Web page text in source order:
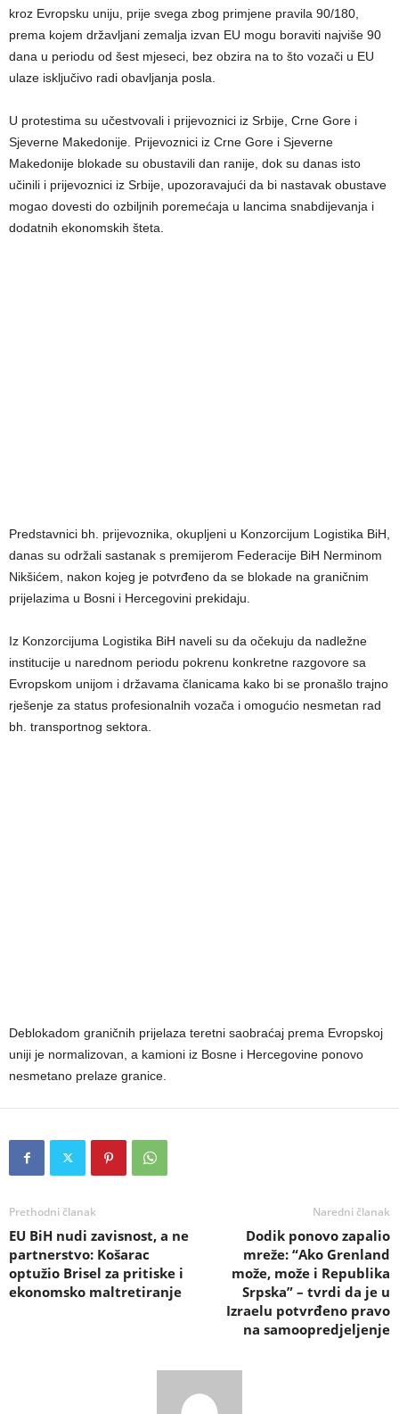
kroz Evropsku uniju, prije svega zbog primjene pravila 90/180,
prema kojem državljani zemalja izvan EU mogu boraviti najviše 90
dana u periodu od šest mjeseci, bez obzira na to što vozači u EU
ulaze isključivo radi obavljanja posla.
U protestima su učestvovali i prijevoznici iz Srbije, Crne Gore i
Sjeverne Makedonije. Prijevoznici iz Crne Gore i Sjeverne
Makedonije blokade su obustavili dan ranije, dok su danas isto
učinili i prijevoznici iz Srbije, upozoravajući da bi nastavak obustave
mogao dovesti do ozbiljnih poremećaja u lancima snabdijevanja i
dodatnih ekonomskih šteta.
Predstavnici bh. prijevoznika, okupljeni u Konzorcijum Logistika BiH,
danas su održali sastanak s premijerom Federacije BiH Nerminom
Nikšićem, nakon kojeg je potvrđeno da se blokade na graničnim
prijelazima u Bosni i Hercegovini prekidaju.
Iz Konzorcijuma Logistika BiH naveli su da očekuju da nadležne
institucije u narednom periodu pokrenu konkretne razgovore sa
Evropskom unijom i državama članicama kako bi se pronašlo trajno
rješenje za status profesionalnih vozača i omogućio nesmetan rad
bh. transportnog sektora.
Deblokadom graničnih prijelaza teretni saobraćaj prema Evropskoj
uniji je normalizovan, a kamioni iz Bosne i Hercegovine ponovo
nesmetano prelaze granice.
Prethodni članak
EU BiH nudi zavisnost, a ne
partnerstvo: Košarac
optužio Brisel za pritiske i
ekonomsko maltretiranje
Naredni članak
Dodik ponovo zapalio
mreže: “Ako Grenland
može, može i Republika
Srpska” – tvrdi da je u
Izraelu potvrđeno pravo
na samoopredjeljenje